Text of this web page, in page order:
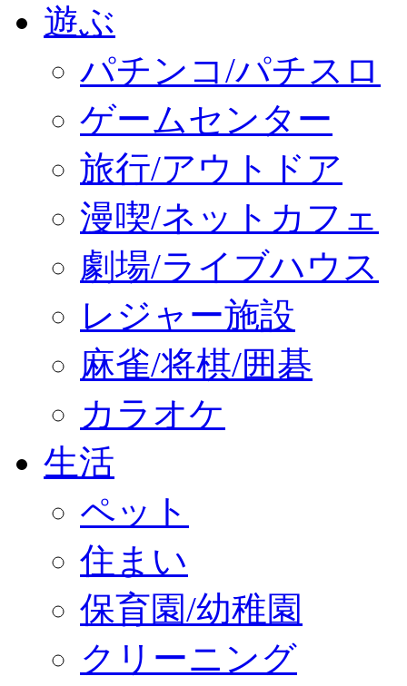
遊ぶ
パチンコ/パチスロ
ゲームセンター
旅行/アウトドア
漫喫/ネットカフェ
劇場/ライブハウス
レジャー施設
麻雀/将棋/囲碁
カラオケ
生活
ペット
住まい
保育園/幼稚園
クリーニング